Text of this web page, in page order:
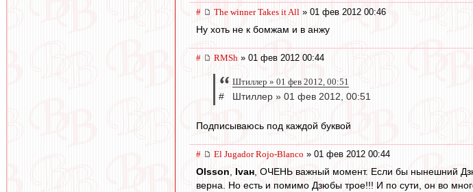
# The winner Takes it All » 01 фев 2012 00:46
Ну хоть не к бомжам и в анжу
# RMSh » 01 фев 2012 00:44
Штиллер » 01 фев 2012, 00:51
# Штиллер » 01 фев 2012, 00:51
Подписываюсь под каждой буквой
# El Jugador Rojo-Blanco » 01 фев 2012 00:44
Olsson, Ivан, ОЧЕНЬ важный момент. Если бы нынешний
верна. Но есть и помимо Дзюбы трое!!! И по сути, он во